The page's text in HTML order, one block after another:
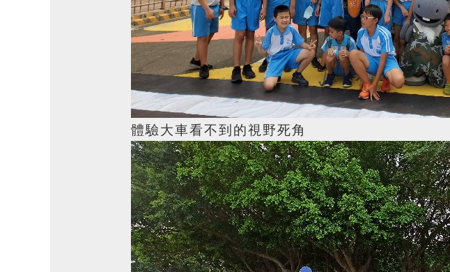
體驗大車看不到的視野死角